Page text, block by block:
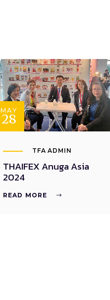
MAY
28
TFA ADMIN
THAIFEX Anuga Asia
2024
READ MORE